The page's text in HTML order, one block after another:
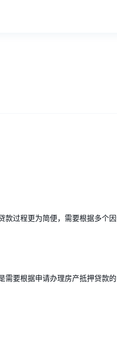
过程更为简便，需要根据多个
要根据申请办理房产抵押贷款